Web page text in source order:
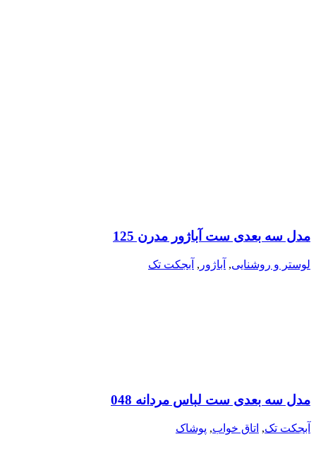
مدل سه بعدی ست آباژور مدرن 125
لوستر و روشنایی, آباژور , آبجکت تک
مدل سه بعدی ست لباس مردانه 048
آبجکت تک, اتاق خواب, پوشاک